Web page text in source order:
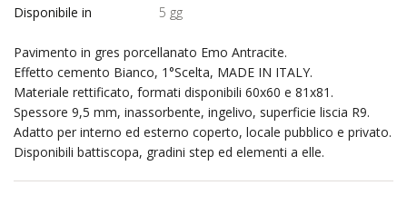
Disponibile in
5 gg
Pavimento in gres porcellanato Emo Antracite.
Effetto cemento Bianco, 1°Scelta, MADE IN ITALY.
Materiale rettificato, formati disponibili 60x60 e 81x81.
Spessore 9,5 mm, inassorbente, ingelivo, superficie liscia R9.
Adatto per interno ed esterno coperto, locale pubblico e privato.
Disponibili battiscopa, gradini step ed elementi a elle.